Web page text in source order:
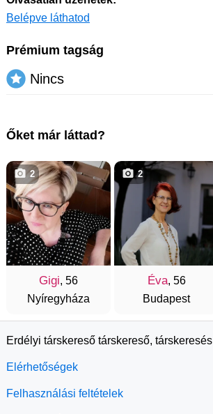
Belépve láthatod
Prémium tagság
Nincs
Őket már láttad?
Gigi, 56
Nyíregyháza
2
Éva, 56
Budapest
2
Erdélyi társkereső társkereső,
Elérhetőségek
Felhasználási feltételek